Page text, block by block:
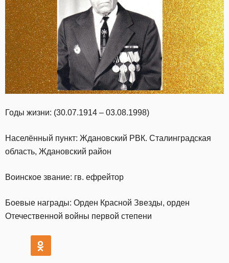
Годы жизни: (30.07.1914 – 03.08.1998)
Населённый пункт: Ждановский РВК. Сталинградская
область, Ждановский район
Воинское звание: гв. ефрейтор
Боевые награды: Орден Красной Звезды, орден
Отечественной войны первой степени